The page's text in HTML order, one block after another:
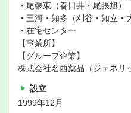
・尾張東（春日井・尾張旭）
・三河・知多（刈谷・知立・
・在宅センター
【事業所】
【グループ企業】
株式会社名西薬品（ジェネリ
設立
1999年12月